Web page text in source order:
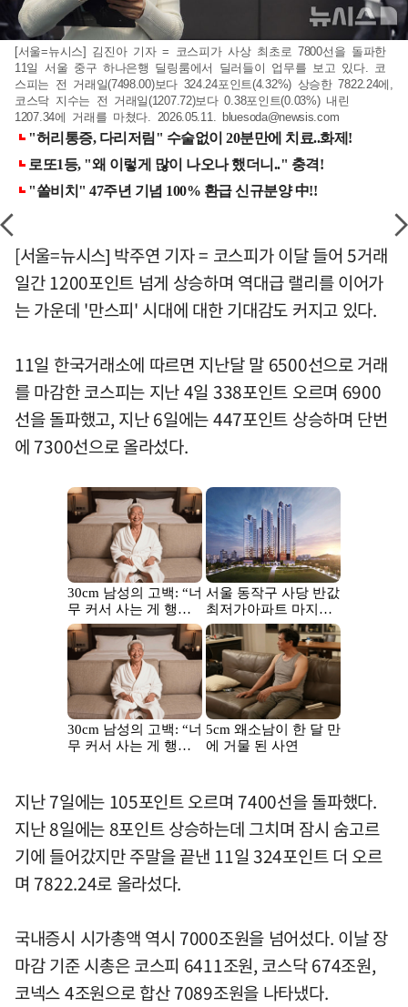
[서울=뉴시스] 김진아 기자 = 코스피가 사상 최초로 7800선을 돌파한
11일 서울 중구 하나은행 딜링룸에서 딜러들이 업무를 보고 있다. 코
스피는 전 거래일(7498.00)보다 324.24포인트(4.32%) 상승한 7822.24에,
코스닥 지수는 전 거래일(1207.72)보다 0.38포인트(0.03%) 내린
1207.34에 거래를 마쳤다. 2026.05.11. bluesoda@newsis.com
[서울=뉴시스] 박주연 기자 = 코스피가 이달 들어 5거래
일간 1200포인트 넘게 상승하며 역대급 랠리를 이어가
는 가운데 '만스피' 시대에 대한 기대감도 커지고 있다.
11일 한국거래소에 따르면 지난달 말 6500선으로 거래
를 마감한 코스피는 지난 4일 338포인트 오르며 6900
선을 돌파했고, 지난 6일에는 447포인트 상승하며 단번
에 7300선으로 올라섰다.
지난 7일에는 105포인트 오르며 7400선을 돌파했다.
지난 8일에는 8포인트 상승하는데 그치며 잠시 숨고르
기에 들어갔지만 주말을 끝낸 11일 324포인트 더 오르
며 7822.24로 올라섰다.
국내증시 시가총액 역시 7000조원을 넘어섰다. 이날 장
마감 기준 시총은 코스피 6411조원, 코스닥 674조원,
코넥스 4조원으로 합산 7089조원을 나타냈다.